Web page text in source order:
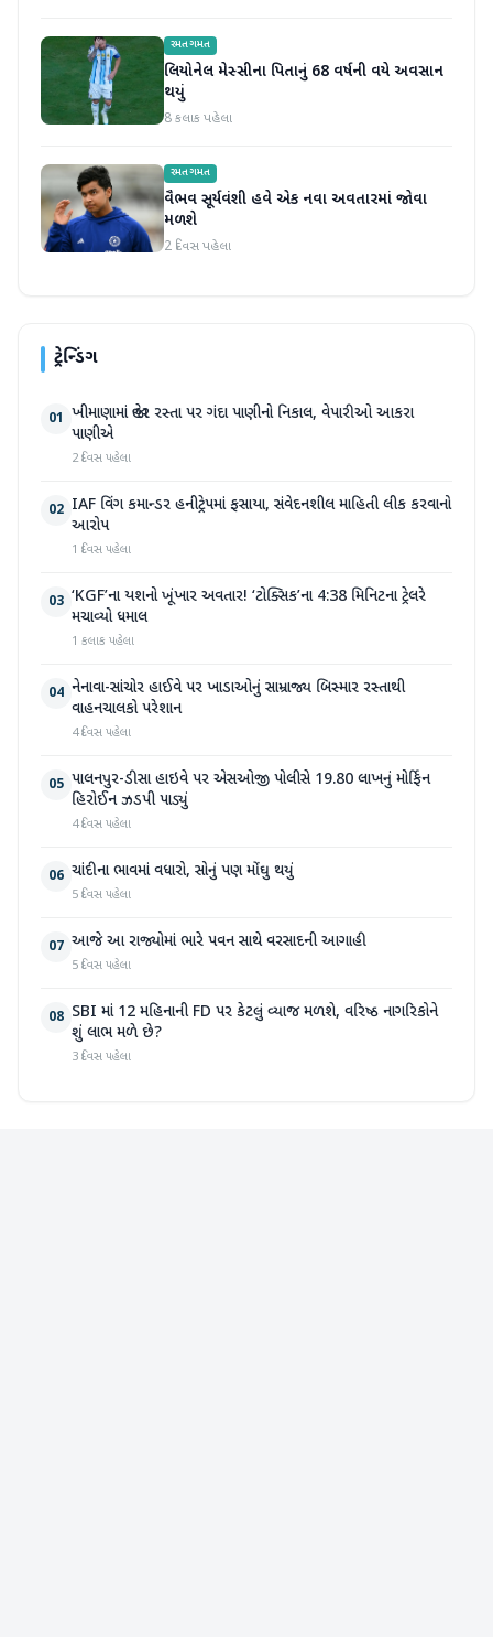
રમતગમત
લિયોનેલ મેસ્સીના પિતાનું 68 વર્ષની વયે અવસાન
થયું
8 કલાક પહેલા
રમતગમત
વૈભવ સૂર્યવંશી હવે એક નવા અવતારમાં જોવા
મળશે
2 દિવસ પહેલા
ટ્રેન્ડિંગ
01 ખીમાણામાં જાહેર રસ્તા પર ગંદા પાણીનો નિકાલ, વેપારીઓ આકરા
પાણીએ
2 દિવસ પહેલા
02 IAF વિંગ કમાન્ડર હનીટ્રેપમાં ફસાયા, સંવેદનશીલ માહિતી લીક કરવાનો
આરોપ
1 દિવસ પહેલા
03 ‘KGF’ના યશનો ખૂંખાર અવતાર! ‘ટોક્સિક’ના 4:38 મિનિટના ટ્રેલરે
મચાવ્યો ધમાલ
1 કલાક પહેલા
04 નેનાવા-સાંચોર હાઈવે પર ખાડાઓનું સામ્રાજ્ય બિસ્માર રસ્તાથી
વાહનચાલકો પરેશાન
4 દિવસ પહેલા
05 પાલનપુર-ડીસા હાઇવે પર એસઓજી પોલીસે 19.80 લાખનું મોર્ફિન
હિરોઈન ઝડપી પાડ્યું
4 દિવસ પહેલા
06 ચાંદીના ભાવમાં વધારો, સોનું પણ મોંઘુ થયું
5 દિવસ પહેલા
07 આજે આ રાજ્યોમાં ભારે પવન સાથે વરસાદની આગાહી
5 દિવસ પહેલા
08 SBI માં 12 મહિનાની FD પર કેટલું વ્યાજ મળશે, વરિષ્ઠ નાગરિકોને
શું લાભ મળે છે?
3 દિવસ પહેલા